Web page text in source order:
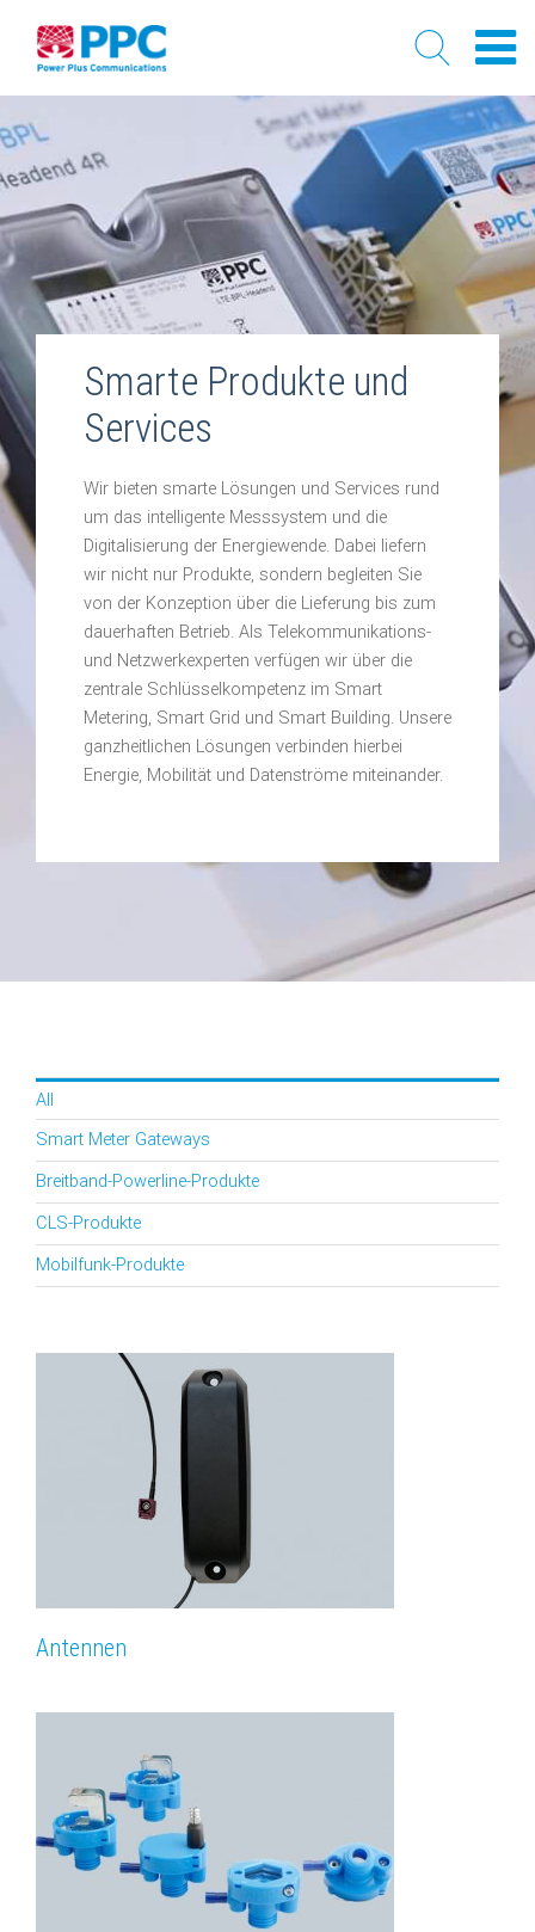
to
content
Smarte Produkte und
Services
Wir bieten smarte Lösungen und Services rund
um das intelligente Messsystem und die
Digitalisierung der Energiewende. Dabei liefern
wir nicht nur Produkte, sondern begleiten Sie
von der Konzeption über die Lieferung bis zum
dauerhaften Betrieb. Als Telekommunikations-
und Netzwerkexperten verfügen wir über die
zentrale Schlüsselkompetenz im Smart
Metering, Smart Grid und Smart Building. Unsere
ganzheitlichen Lösungen verbinden hierbei
Energie, Mobilität und Datenströme miteinander.
All
Smart Meter Gateways
Breitband-Powerline-Produkte
CLS-Produkte
Mobilfunk-Produkte
Antennen